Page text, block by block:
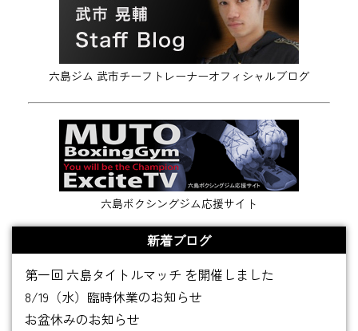
六島ジム 武市チーフトレーナーオフィシャルブログ
六島ボクシングジム応援サイト
新着ブログ
第一回 六島タイトルマッチ を開催しました
8/19（水）臨時休業のお知らせ
お盆休みのお知らせ